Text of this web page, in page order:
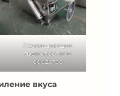
Охлаждающее
транспортное
средство
вкуса